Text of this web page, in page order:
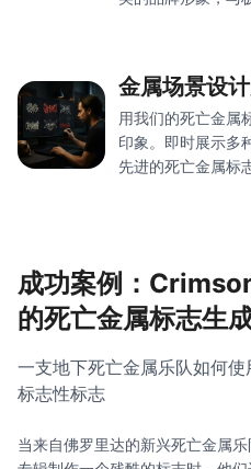
金属场景设
用我们的死亡金属
印象。即时展示多
先进的死亡金属标
成功案例：
的死亡金属标志生
一支地下死亡金属乐队如何
标志性标志
当来自佛罗里达的新兴死亡金属